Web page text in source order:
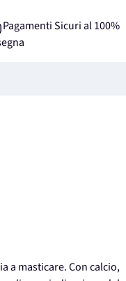
Pagamenti Sicuri al 100%
a masticare. Con calcio,